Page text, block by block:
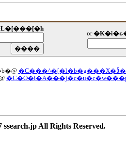
or
All Rights Reserved.